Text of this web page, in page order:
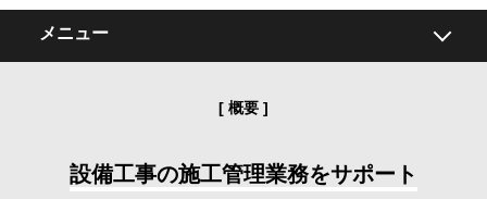
導入事例
メニュー
動作環境
概要
設備工事の施工管理業務をサポート